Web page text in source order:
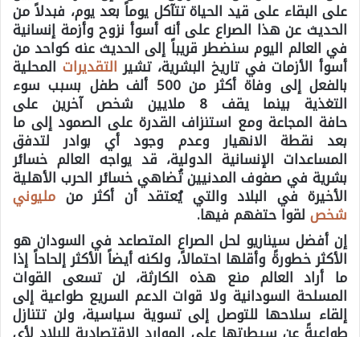
على البقاء على قيد الحياة تتآكل يوماً بعد يوم، فبدلاً من
الحديث عن هذا الصراع على أنه أسوأ نزوح وأزمة إنسانية
في العالم اليوم سنضطر قريباً إلى الحديث عنه كواحد من
أسوأ الأزمات في تاريخ البشرية، تشير التقديرات المحلية
بالفعل إلى وفاة أكثر من 500 ألف طفل بسبب سوء
التغذية بينما يقف 8 ملايين شخص آخرين على
حافة المجاعة ومع استنزاف القدرة على الصمود إلى ما
بعد نقطة الانهيار وعدم وجود أي بوادر لتدفق
المساعدات الإنسانية الدولية، قد يواجه العالم خسائر
بشرية في صفوف المدنيين تُضاهي خسائر الحرب الأهلية
الأخيرة في البلاد والتي يُعتقد أن أكثر من مليوني
شخص لقوا حتفهم فيها.
إن أفضل سيناريو لحل الصراع المتصاعد في السودان هو
الأكثر خطورةً وأقلها احتمالاً، ولكنه أيضاً الأكثر إلحاحاً إذا
ما أراد العالم منع هذه الكارثة، لن تسعى القوات
المسلحة السودانية ولا قوات الدعم السريع طواعية إلى
إلقاء سلاحها للتوصل إلى تسوية سياسية، ولن تتنازل